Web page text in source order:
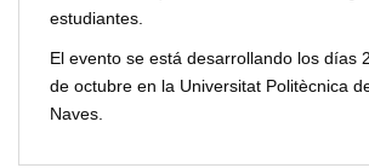
estudiantes.
El evento se está desarrollando los días
de octubre en la Universitat Politècnica
Naves.